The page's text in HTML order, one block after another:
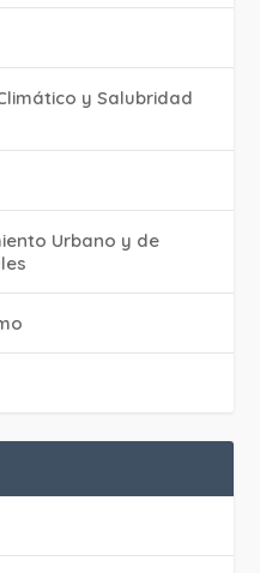
y Salubridad
Urbano y de